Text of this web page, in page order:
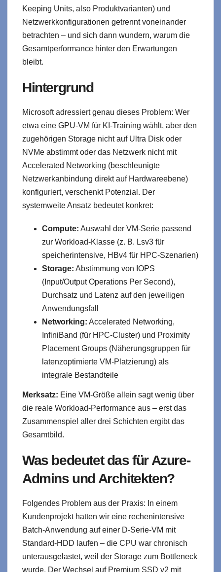
Keeping Units, also Produktvarianten) und
Netzwerkkonfigurationen getrennt voneinander
betrachten – und sich dann wundern, warum die
Gesamtperformance hinter den Erwartungen
bleibt.
Hintergrund
Microsoft adressiert genau dieses Problem: Wer
etwa eine GPU-VM für KI-Training wählt, aber den
zugehörigen Storage nicht auf Ultra Disk oder
NVMe abstimmt oder das Netzwerk nicht mit
Accelerated Networking (beschleunigte
Netzwerkanbindung direkt auf Hardwareebene)
konfiguriert, verschenkt Potenzial. Der
systemweite Ansatz bedeutet konkret:
Compute: Auswahl der VM-Serie passend
zur Workload-Klasse (z. B. Lsv3 für
speicherintensive, HBv4 für HPC-Szenarien)
Storage: Abstimmung von IOPS
(Input/Output Operations Per Second),
Durchsatz und Latenz auf den jeweiligen
Anwendungsfall
Networking: Accelerated Networking,
InfiniBand (für HPC-Cluster) und Proximity
Placement Groups (Näherungsgruppen für
latenzoptimierte VM-Platzierung) als
integrale Bestandteile
Merksatz: Eine VM-Größe allein sagt wenig über
die reale Workload-Performance aus – erst das
Zusammenspiel aller drei Schichten ergibt das
Gesamtbild.
Was bedeutet das für Azure-
Admins und Architekten?
Folgendes Problem aus der Praxis: In einem
Kundenprojekt hatten wir eine rechenintensive
Batch-Anwendung auf einer D-Serie-VM mit
Standard-HDD laufen – die CPU war chronisch
unterausgelastet, weil der Storage zum Bottleneck
wurde. Der Wechsel auf Premium SSD v2 mit